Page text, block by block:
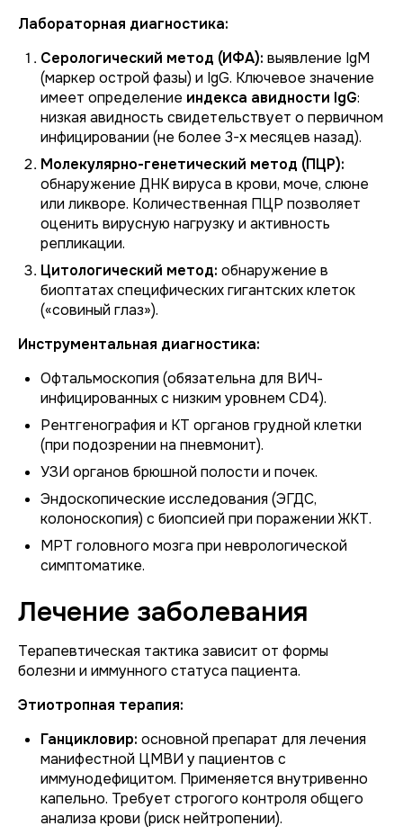
Лабораторная диагностика:
Серологический метод (ИФА): выявление IgM
(маркер острой фазы) и IgG. Ключевое значение
имеет определение индекса авидности IgG:
низкая авидность свидетельствует о первичном
инфицировании (не более 3-х месяцев назад).
Молекулярно-генетический метод (ПЦР):
обнаружение ДНК вируса в крови, моче, слюне
или ликворе. Количественная ПЦР позволяет
оценить вирусную нагрузку и активность
репликации.
Цитологический метод: обнаружение в
биоптатах специфических гигантских клеток
(«совиный глаз»).
Инструментальная диагностика:
Офтальмоскопия (обязательна для ВИЧ-
инфицированных с низким уровнем CD4).
Рентгенография и КТ органов грудной клетки
(при подозрении на пневмонит).
УЗИ органов брюшной полости и почек.
Эндоскопические исследования (ЭГДС,
колоноскопия) с биопсией при поражении ЖКТ.
МРТ головного мозга при неврологической
симптоматике.
Лечение заболевания
Терапевтическая тактика зависит от формы
болезни и иммунного статуса пациента.
Этиотропная терапия:
Ганцикловир: основной препарат для лечения
манифестной ЦМВИ у пациентов с
иммунодефицитом. Применяется внутривенно
капельно. Требует строгого контроля общего
анализа крови (риск нейтропении).